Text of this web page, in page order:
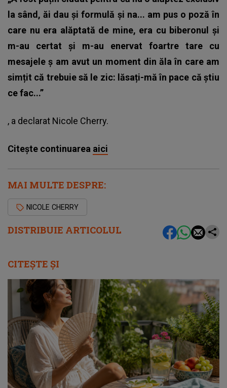
DISTRIBUIE ARTICOLUL
la sând, ăi dau și formulă și na... am pus o poză în
care nu era alăptată de mine, era cu biberonul și
m-au certat și m-au enervat foartre tare cu
mesajele ș am avut un moment din ăla în care am
simțit că trebuie să le zic: lăsați-mă în pace că știu
ce fac...”
, a declarat Nicole Cherry.
Citește continuarea aici
MAI MULTE DESPRE:
NICOLE CHERRY
CITEȘTE ȘI